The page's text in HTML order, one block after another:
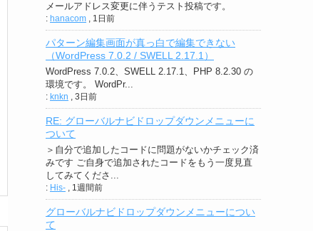
メールアドレス変更に伴うテスト投稿です。
: hanacom 1日前
パターン編集画面が真っ白で編集できない
（WordPress 7.0.2 / SWELL 2.17.1）
WordPress 7.0.2、SWELL 2.17.1、PHP 8.2.30 の
環境です。 WordPr...
: knkn 3日前
RE: グローバルナビドロップダウンメニューに
ついて
＞自分で追加したコードに問題がないかチェック済
みです ご自身で追加されたコードをもう一度見直
してみてくださ...
: His- 1週間前
グローバルナビドロップダウンメニューについ
て